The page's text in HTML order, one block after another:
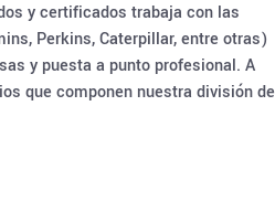
y certificados trabaja con las
Perkins, Caterpillar, entre otras)
y puesta a punto profesional. A
que componen nuestra división de